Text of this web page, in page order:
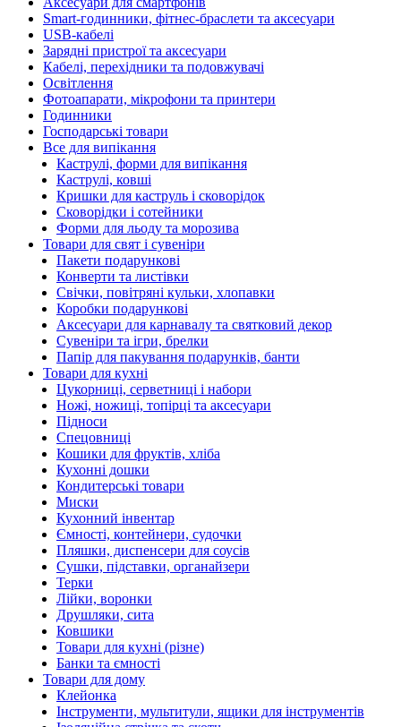
Smart-годинники, фітнес-браслети та аксесуари
USB-кабелі
Зарядні пристрої та аксесуари
Кабелі, перехідники та подовжувачі
Освітлення
Фотоапарати, мікрофони та принтери
Годинники
Господарські товари
Все для випікання
Каструлі, форми для випікання
Каструлі, ковші
Кришки для каструль і сковорідок
Сковорідки і сотейники
Форми для льоду та морозива
Товари для свят і сувеніри
Пакети подарункові
Конверти та листівки
Свічки, повітряні кульки, хлопавки
Коробки подарункові
Аксесуари для карнавалу та святковий декор
Сувеніри та ігри, брелки
Папір для пакування подарунків, банти
Товари для кухні
Цукорниці, серветниці і набори
Ножі, ножиці, топірці та аксесуари
Підноси
Спецовниці
Кошики для фруктів, хліба
Кухонні дошки
Кондитерські товари
Миски
Кухонний інвентар
Ємності, контейнери, судочки
Пляшки, диспенсери для соусів
Сушки, підставки, органайзери
Терки
Лійки, воронки
Друшляки, сита
Ковшики
Товари для кухні (різне)
Банки та ємності
Товари для дому
Клейонка
Інструменти, мультитули, ящики для інструментів